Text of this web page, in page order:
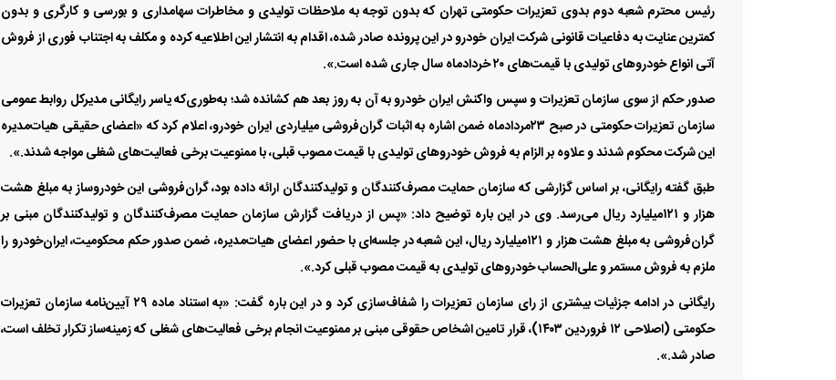
رئیس محترم شعبه دوم بدوی تعزیرات حکومتی تهران که بدون توجه به ملاحظات تولیدی و مخاطرات سهامداری و بورسی و کارگری و بدون
کمترین عنایت به دفاعیات قانونی شرکت ایران خودرو در این پرونده صادر شده، اقدام به انتشار این اطلاعیه کرده و مکلف به اجتناب فوری از فروش
آتی انواع خودرو‌های تولیدی با قیمت‌های ۲۰ خردادماه سال جاری شده است.».
صدور حکم از سوی سازمان تعزیرات و سپس واکنش ایران خودرو به آن به روز بعد هم کشانده شد؛ به‌طوری‌که یاسر رایگانی مدیرکل روابط عمومی
سازمان تعزیرات حکومتی در صبح ۲۳مردادماه ضمن اشاره به اثبات گران‌فروشی میلیاردی ایران خودرو، اعلام کرد که «اعضای حقیقی هیات‌مدیره
این شرکت محکوم شدند و علاوه بر الزام به فروش خودرو‌های تولیدی با قیمت مصوب قبلی، با ممنوعیت برخی فعالیت‌های شغلی مواجه شدند.».
طبق گفته رایگانی، بر اساس گزارشی که سازمان حمایت مصرف‌کنندگان و تولیدکنندگان ارائه داده بود، گران‌فروشی این خودروساز به مبلغ هشت
هزار و ۱۲۱‌میلیارد ریال می‌رسد. وی در این باره توضیح داد: «پس از دریافت گزارش سازمان حمایت مصرف‌کنندگان و تولیدکنندگان مبنی بر
گران‌فروشی به مبلغ هشت هزار و ۱۲۱‌میلیارد ریال، این شعبه در جلسه‌ای با حضور اعضای هیات‌مدیره، ضمن صدور حکم محکومیت، ایران‌خودرو را
ملزم به فروش مستمر و علی‌الحساب خودرو‌های تولیدی به قیمت مصوب قبلی کرد.».
رایگانی در ادامه جزئیات بیشتری از رای سازمان تعزیرات را شفاف‌سازی کرد و در این باره گفت: «به استناد ماده ۲۹ آیین‌نامه سازمان تعزیرات
حکومتی (اصلاحی ۱۲ فروردین ۱۴۰۳)، قرار تامین اشخاص حقوقی مبنی بر ممنوعیت انجام برخی فعالیت‌های شغلی که زمینه‌ساز تکرار تخلف است،
صادر شد.».